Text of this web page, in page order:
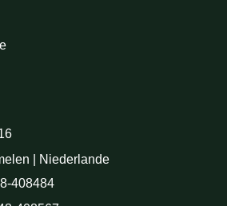
| Niederlande
408484